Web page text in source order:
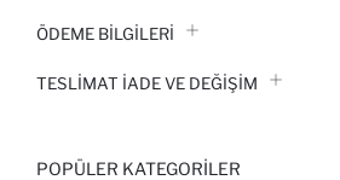
ÖDEME BİLGİLERİ
TESLIMAT İADE VE DEĞIŞIM
POPÜLER KATEGORILER